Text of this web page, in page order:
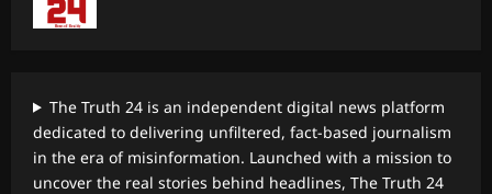
The Truth 24 is an independent digital news platform
dedicated to delivering unfiltered, fact-based journalism
in the era of misinformation. Launched with a mission to
uncover the real stories behind headlines, The Truth 24